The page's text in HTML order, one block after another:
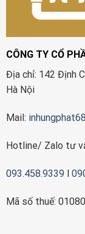
CÔNG TY CỔ
Địa chỉ: 142 Định
Hà Nội
Mail:
Hotline/ Zalo tư
093.458.9339 l
Mã số thuế: